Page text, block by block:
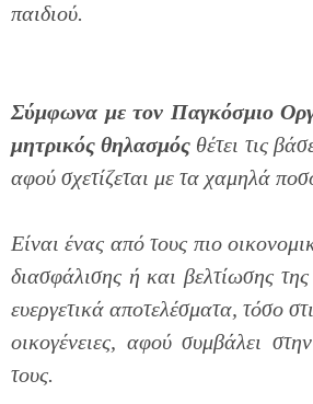
παιδιού.
Σύμφωνα με τον Παγκόσμιο
μητρικός θηλασμός θέτει τις
αφού σχετίζεται με τα χαμηλά
Είναι ένας από τους πιο
διασφάλισης ή και βελτίωσης
ευεργετικά αποτελέσματα, τόσο
οικογένειες, αφού συμβάλει
τους.